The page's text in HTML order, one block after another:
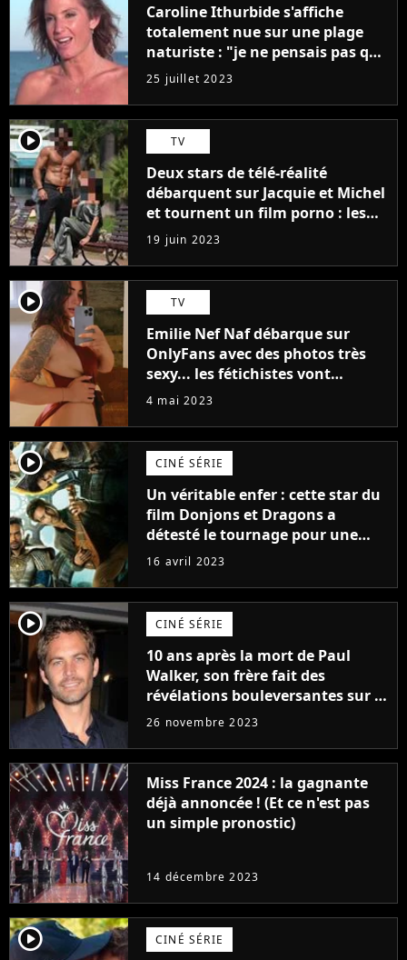
Caroline Ithurbide s'affiche
totalement nue sur une plage
naturiste : "je ne pensais pas que
j'arriverais à le faire..."
25 juillet 2023
player2 TV
Deux stars de télé-réalité
débarquent sur Jacquie et Michel
et tournent un film porno : les
premières images du tournage
(exclu)
19 juin 2023
player2 TV
Emilie Nef Naf débarque sur
OnlyFans avec des photos très
sexy... les fétichistes vont
prendre leur pied !
4 mai 2023
player2 CINÉ SÉRIE
Un véritable enfer : cette star du
film Donjons et Dragons a
détesté le tournage pour une
raison très spéciale
16 avril 2023
player2 CINÉ SÉRIE
10 ans après la mort de Paul
Walker, son frère fait des
révélations bouleversantes sur la
réaction des acteurs de Fast and
26 novembre 2023
Miss France 2024 : la gagnante
déjà annoncée ! (Et ce n'est pas
un simple pronostic)
14 décembre 2023
player2 CINÉ SÉRIE